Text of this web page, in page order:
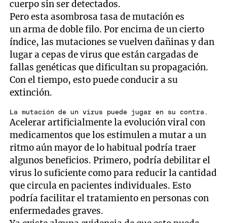
cuerpo sin ser detectados.
Pero esta asombrosa tasa de mutación es
un arma de doble filo. Por encima de un cierto
índice, las mutaciones se vuelven dañinas y dan
lugar a cepas de virus que están cargadas de
fallas genéticas que dificultan su propagación.
Con el tiempo, esto puede conducir a su
extinción.
La mutación de un virus puede jugar en su contra.
Acelerar artificialmente la evolución viral con
medicamentos que los estimulen a mutar a un
ritmo aún mayor de lo habitual podría traer
algunos beneficios. Primero, podría debilitar el
virus lo suficiente como para reducir la cantidad
que circula en pacientes individuales. Esto
podría facilitar el tratamiento en personas con
enfermedades graves.